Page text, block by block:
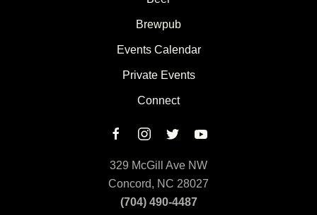
Brewpub
Events Calendar
Private Events
Connect
329 McGill Ave NW
Concord, NC 28027
(704) 490-4487